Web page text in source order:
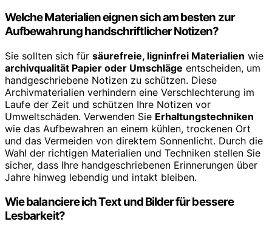
Welche Materialien eignen sich am besten zur
Aufbewahrung handschriftlicher Notizen?
Sie sollten sich für säurefreie, ligninfrei Materialien wie
archivqualität Papier oder Umschläge entscheiden, um
handgeschriebene Notizen zu schützen. Diese
Archivmaterialien verhindern eine Verschlechterung im
Laufe der Zeit und schützen Ihre Notizen vor
Umweltschäden. Verwenden Sie Erhaltungstechniken
wie das Aufbewahren an einem kühlen, trockenen Ort
und das Vermeiden von direktem Sonnenlicht. Durch die
Wahl der richtigen Materialien und Techniken stellen Sie
sicher, dass Ihre handgeschriebenen Erinnerungen über
Jahre hinweg lebendig und intakt bleiben.
Wie balanciere ich Text und Bilder für bessere
Lesbarkeit?